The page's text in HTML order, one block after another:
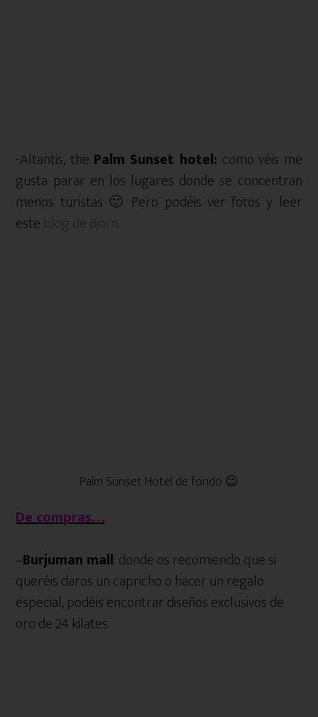
-Altantis, the Palm Sunset hotel: como véis me
gusta parar en los lugares donde se concentran
menos turistas 🙂 Pero podéis ver fotos y leer
este blog de Bjorn.
Palm Sunset Hotel de fondo 😉
De compras…
–Burjuman mall: donde os recomiendo que si
queréis daros un capricho o hacer un regalo
especial, podéis encontrar diseños exclusivos de
oro de 24 kilates.